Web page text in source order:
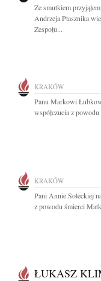
Ze smutkiem
Andrzeja Ptasznika
Zespołu...
KRAKÓW
Panu Markowi
współczucia z
KRAKÓW
Pani Annie Soleckiej
z powodu śmierci
ŁUKASZ